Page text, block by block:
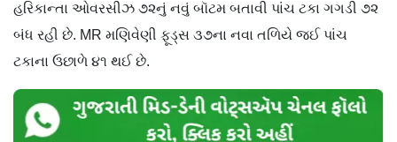
હરિકાન્તા ઓવરસીઝ ૭૨નું નવું બૉટમ બતાવી પાંચ ટકા ગગડી ૭૨
બંધ રહી છે. MR મણિવેણી ફૂડ્સ ૩૭ના નવા તળિયે જઈ પાંચ
ટકાના ઉછાળે ૪૧ થઈ છે.